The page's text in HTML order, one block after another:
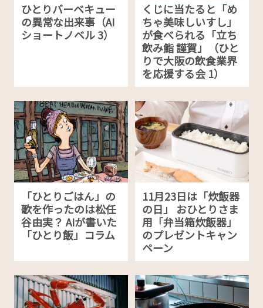
ひとりバーベキュー
の異常な出来事（AI
ショートノベル 3）
くじに当たると「め
ちゃ美味しいすし」
が食べられる「立ち
飲み鮨 謹賀」（ひと
りで大阪の飲食業界
を応援する会 1）
「ひとりごはん」の
歌を作ったのは松任
谷由実？ AIが書いた
「ひとり飯」コラム
11月23日は「炊飯器
の日」 おひとりさま
用「弁当箱炊飯器」
のプレゼントキャン
ペーン